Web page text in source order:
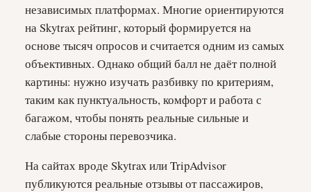
независимых платформах. Многие ориентируются
на Skytrax рейтинг, который формируется на
основе тысяч опросов и считается одним из самых
объективных. Однако общий балл не даёт полной
картины: нужно изучать разбивку по критериям,
таким как пунктуальность, комфорт и работа с
багажом, чтобы понять реальные сильные и
слабые стороны перевозчика.
На сайтах вроде Skytrax или TripAdvisor
публикуются реальные отзывы от пассажиров,